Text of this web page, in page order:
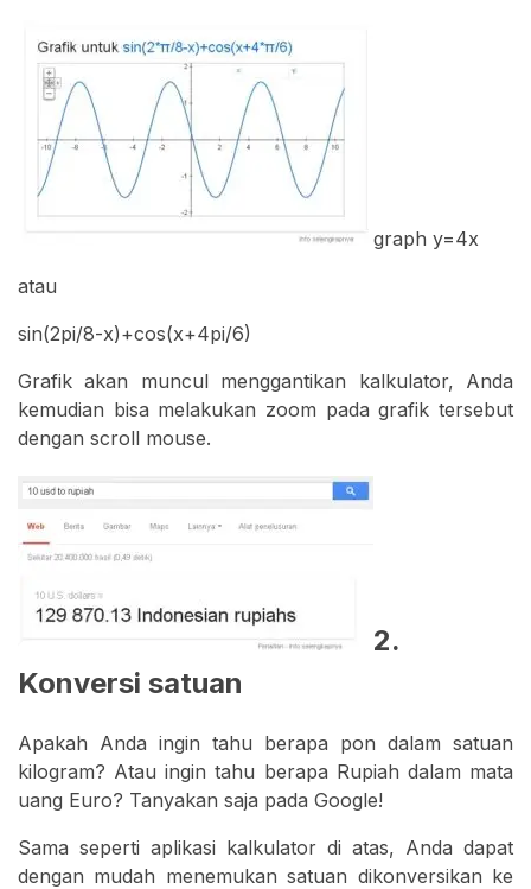
graph y=4x
atau
sin(2pi/8-x)+cos(x+4pi/6)
Grafik akan muncul menggantikan kalkulator, Anda
kemudian bisa melakukan zoom pada grafik tersebut
dengan scroll mouse.
2.
Konversi satuan
Apakah Anda ingin tahu berapa pon dalam satuan
kilogram? Atau ingin tahu berapa Rupiah dalam mata
uang Euro? Tanyakan saja pada Google!
Sama seperti aplikasi kalkulator di atas, Anda dapat
dengan mudah menemukan satuan dikonversikan ke